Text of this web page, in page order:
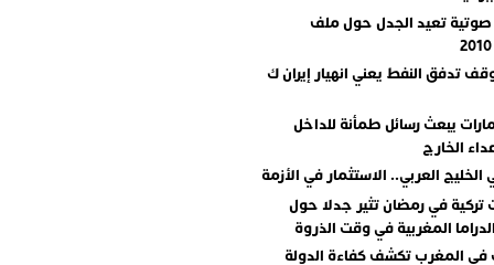
صوتية تعيد الجدل حول ملف
تدفق النفط يعني انهيار إيران ك
يبعث رسائل طمأنة للداخل
الخارج
الخليج العربي.. الاستثمار في الأزمة
في رمضان تثير جدلا حول
المغربية في وقت الذروة
في المغرب تكشف كفاءة الدولة